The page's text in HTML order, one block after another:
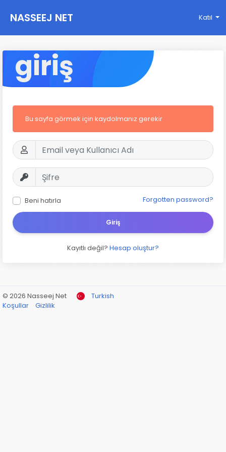
NASSEEJ NET Katıl
giriş
Bu sayfa görmek için kaydolmanız gerekir
Beni hatırla Forgotten password?
Giriş
Kayıtlı değil? Hesap oluştur?
© 2026 Nasseej Net
Turkish
Koşullar
Gizlilik